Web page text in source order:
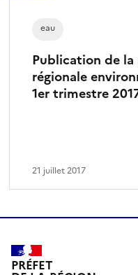
Publication de
régionale
1er trimestre
eau
21 juillet 2017
PRÉFET